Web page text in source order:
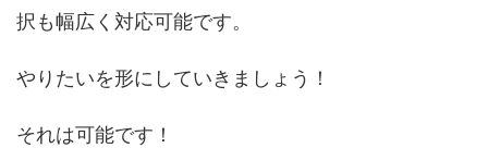
択も幅広く対応可能です。
やりたいを形にしていきましょう！
それは可能です！